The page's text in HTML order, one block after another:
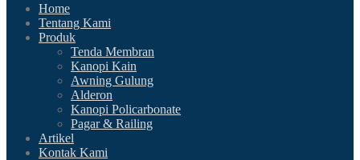
Home
Tentang Kami
Produk
Tenda Membran
Kanopi Kain
Awning Gulung
Alderon
Kanopi Policarbonate
Pagar & Railing
Artikel
Kontak Kami